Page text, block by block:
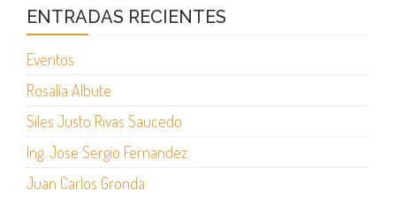
ENTRADAS RECIENTES
Eventos
Rosalía Albute
Siles Justo Rivas Saucedo
Ing. Jose Sergio Fernandez
Juan Carlos Gronda